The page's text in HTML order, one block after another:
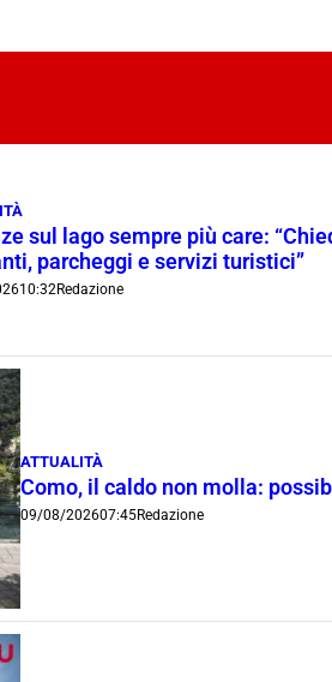
sul lago sempre più care:
parcheggi e servizi turistici”
10:32Redazione
ATTUALITÀ
Como, il caldo non molla:
09/08/202607:45Redazione